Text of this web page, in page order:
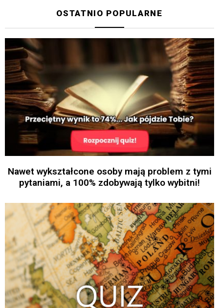
OSTATNIO POPULARNE
Nawet wykształcone osoby mają problem z tymi
pytaniami, a 100% zdobywają tylko wybitni!